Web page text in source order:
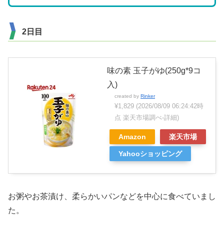
2日目
味の素 玉子がゆ(250g*9コ
入)
created by Rinker
¥1,829 (2026/08/09 06:24:42時
点 楽天市場調べ-詳細)
Amazon 楽天市場
Yahooショッピング
お粥やお茶漬け、柔らかいパンなどを中心に食べていまし
た。